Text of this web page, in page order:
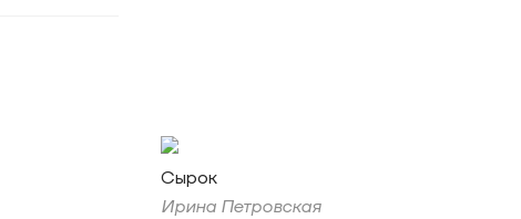
Сырок
Ирина Петровская